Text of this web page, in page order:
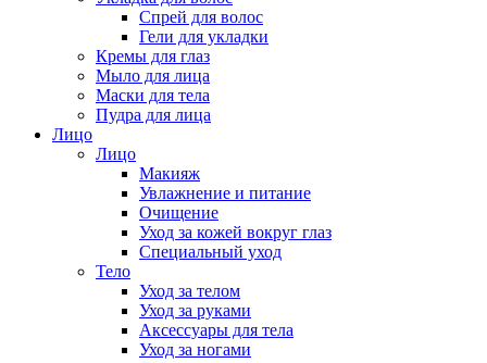
Спрей для волос
Гели для укладки
Кремы для глаз
Мыло для лица
Маски для тела
Пудра для лица
Лицо
Лицо
Макияж
Увлажнение и питание
Очищение
Уход за кожей вокруг глаз
Специальный уход
Тело
Уход за телом
Уход за руками
Аксессуары для тела
Уход за ногами